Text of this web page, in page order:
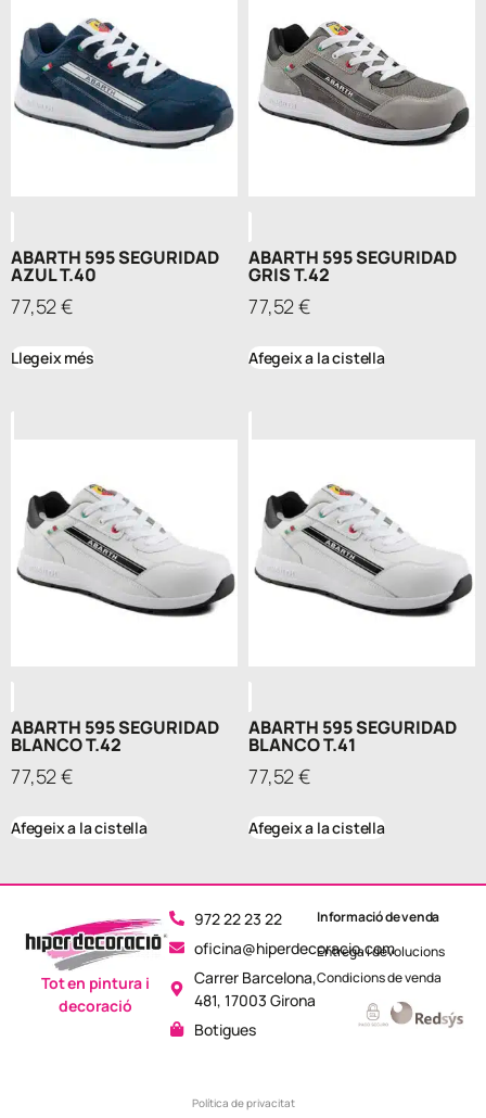
ABARTH 595 SEGURIDAD
AZUL T.40
77,52€
Llegeix més
ABARTH 595 SEGURIDAD
GRIS T.42
77,52€
Afegeix a la cistella
ABARTH 595 SEGURIDAD
BLANCO T.42
77,52€
Afegeix a la cistella
ABARTH 595 SEGURIDAD
BLANCO T.41
77,52€
Afegeix a la cistella
972 22 23 22
oficina@hiperdecoracio.com
Carrer Barcelona,
481, 17003 Girona
Botigues
Política de privacitat
Tot en pintura i
decoració
Informació de venda
Entrega i devolucions
Condicions de venda